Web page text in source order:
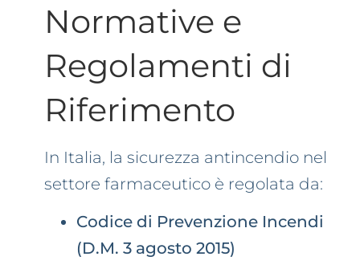
Normative e
Regolamenti di
Riferimento
In Italia, la sicurezza antincendio nel
settore farmaceutico è regolata da:
Codice di Prevenzione Incendi
(D.M. 3 agosto 2015)